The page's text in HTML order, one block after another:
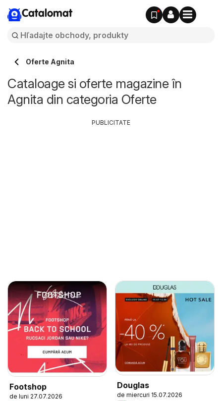
Catalomat
Oferte Agnita
Cataloage si oferte magazine în
Agnita din categoria Oferte
Footshop
de luni 27.07.2026
Douglas
de miercuri 15.07.2026
PUBLICITATE